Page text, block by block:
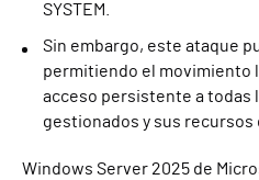
SYSTEM.
Sin embargo, este ataque
permitiendo el movimiento
acceso persistente a todas
gestionados y sus recursos
Windows Server 2025 de